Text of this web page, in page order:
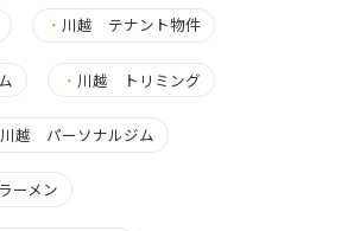
・ 川越 テナント物件
・ 川越 トリミング
川越 パーソナルジム
ーメン